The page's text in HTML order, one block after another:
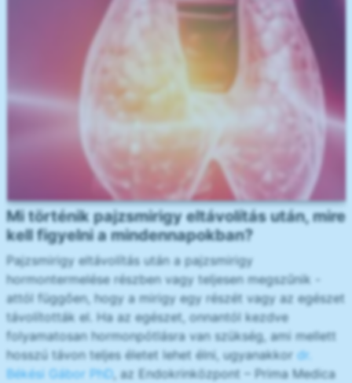
Mi történik pajzsmirigy eltávolítás után, mire
kell figyelni a mindennapokban?
Pajzsmirigy eltávolítás után a pajzsmirigy
hormontermelése részben vagy teljesen megszűnik -
attól függően, hogy a mirigy egy részét vagy az egészet
távolították el. Ha az egészet, onnantól kezdve
folyamatosan hormonpótlásra van szükség, ami mellett
hosszú távon teljes életet lehet élni, ugyanakkor dr.
Békési Gábor PhD
, az Endokrinközpont – Prima Medica